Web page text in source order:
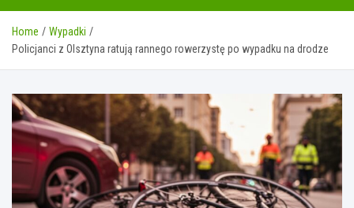
Home
Wypadki
Policjanci z Olsztyna ratują rannego rowerzystę po wypadku na drodze